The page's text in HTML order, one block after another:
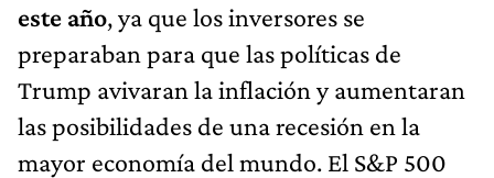
este año, ya que los inversores se
preparaban para que las políticas de
Trump avivaran la inflación y aumentaran
las posibilidades de una recesión en la
mayor economía del mundo. El S&P 500